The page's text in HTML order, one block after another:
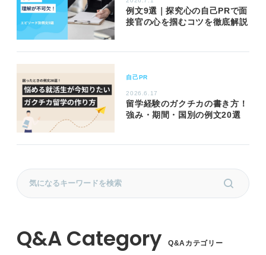
例文9選｜探究心の自己PRで面
接官の心を掴むコツを徹底解説
自己PR
2026.6.17
留学経験のガクチカの書き方！
強み・期間・国別の例文20選
Q&Aカテゴリー